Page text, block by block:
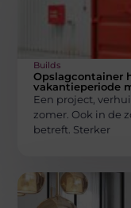
Builds
Opslagcontainer
vakantieperiode
Een project,
zomer. Ook in de
betreft. Sterker